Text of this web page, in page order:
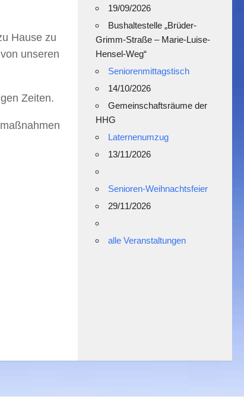
Hause zu
unseren
Zeiten.
19/09/2026
Bushaltestelle „Brüder-
Grimm-Straße – Marie-Luise-
Hensel-Weg“
Seniorenmittagstisch
14/10/2026
Gemeinschaftsräume der
HHG
Laternenumzug
13/11/2026
Senioren-Weihnachtsfeier
29/11/2026
alle Veranstaltungen